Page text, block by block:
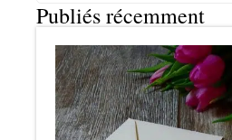
Publiés récemment